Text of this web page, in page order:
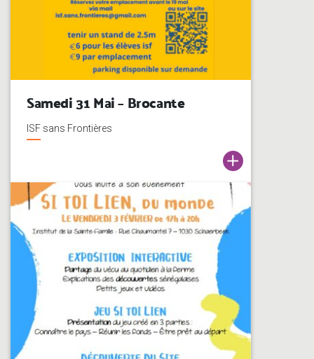
Samedi 31 Mai – Brocante
ISF sans Frontières